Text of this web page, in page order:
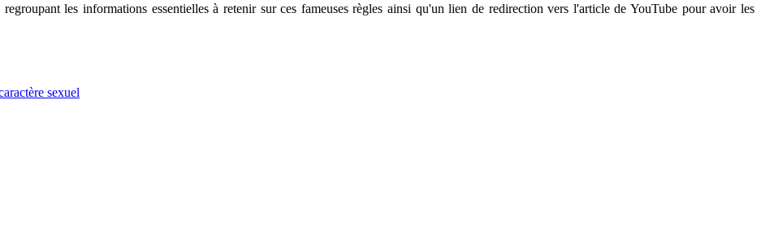
les informations essentielles à retenir sur ces fameuses règles ainsi qu'un lien de redirection vers l'article de YouTube pour avoir les
sexuel